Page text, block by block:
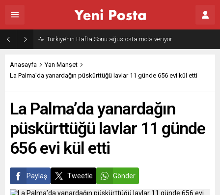
Türkiye’nin Hafta Sonu ağustosta mola veriyor
Anasayfa
Yan Manşet
La Palma’da yanardağın püskürttüğü lavlar 11 günde 656 evi kül etti
La Palma’da yanardağın
püskürttüğü lavlar 11 günde
656 evi kül etti
Paylaş Tweetle Gönder